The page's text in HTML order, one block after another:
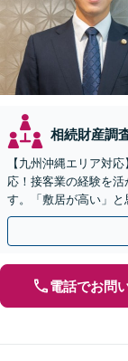
相続財産調
【九州沖縄エリア対
応！接客業の経験を
す。「敷居が高い」
い【初回相談無料】
電話でお問